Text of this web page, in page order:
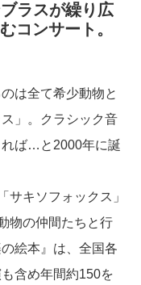
ラスが繰り広
コンサート。
は全て希少動物と
」。クラシック音
れば…と2000年に誕
サキソフォックス」
物の仲間たちと行
絵本』は、全国各
含め年間約150を